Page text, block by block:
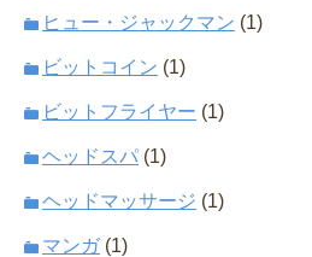
ヒュー・ジャックマン (1)
ビットコイン (1)
ビットフライヤー (1)
ヘッドスパ (1)
ヘッドマッサージ (1)
マンガ(1)